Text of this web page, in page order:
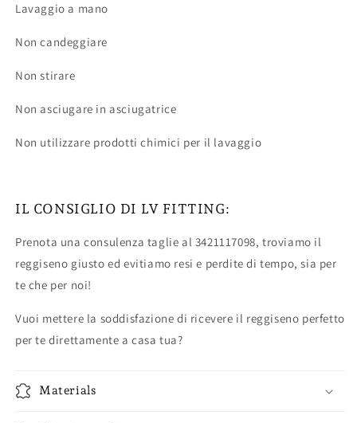
Lavaggio a mano
Non candeggiare
Non stirare
Non asciugare in asciugatrice
Non utilizzare prodotti chimici per il lavaggio
IL CONSIGLIO DI LV FITTING:
Prenota una consulenza taglie al 3421117098, troviamo il
reggiseno giusto ed evitiamo resi e perdite di tempo, sia per
te che per noi!
Vuoi mettere la soddisfazione di ricevere il reggiseno perfetto
per te direttamente a casa tua?
Materials